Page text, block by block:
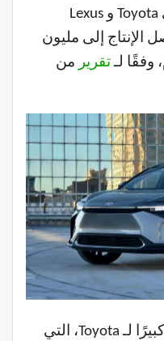
النماذج سيارات تحت علامتي Toyota و Lexus
الإنتاج إلى مليون
وفقًا لـتقرير من
تمثل هذه الاستراتيجية تحولًا كبيرًا لـ Toyota، التي